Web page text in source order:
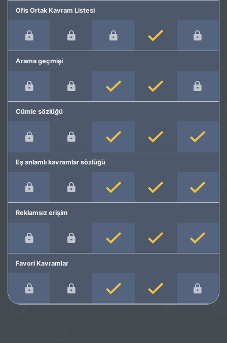
Ofis Ortak Kavram Listesi
Arama geçmişi
Cümle sözlüğü
Eş anlamlı kavramlar sözlüğü
Reklamsız erişim
Favori Kavramlar